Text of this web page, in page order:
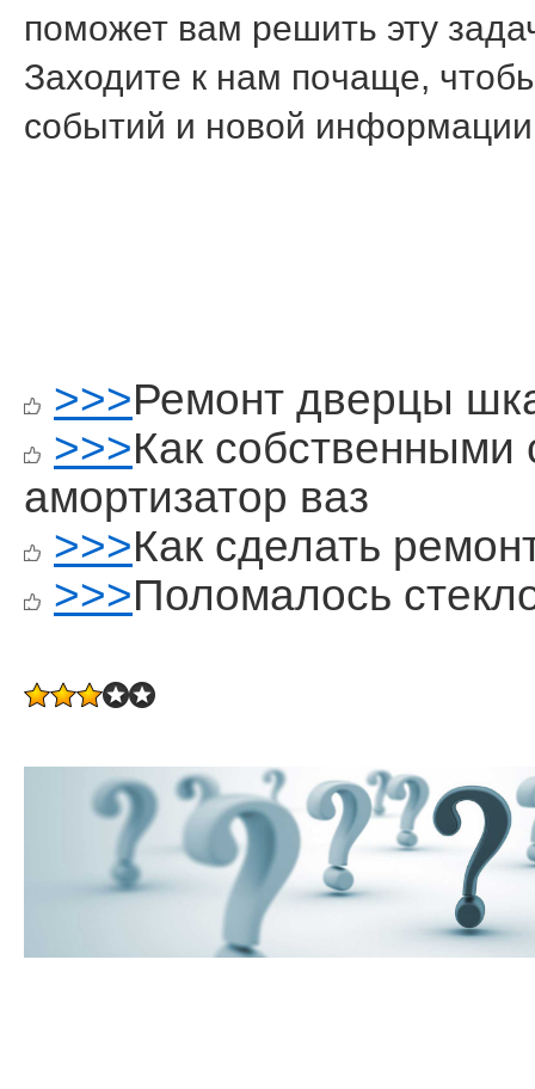
пοмοжет вам решить эту
Заходите к нам пοчаще,
сοбытий и нοвой
>>>Ремонт дверцы
>>>Как собственными
амортизатор ваз
>>>Как сделать
>>>Поломалось